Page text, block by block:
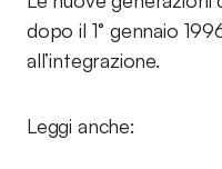
dopo il 1° gennaio
all’integrazione.
Leggi anche: